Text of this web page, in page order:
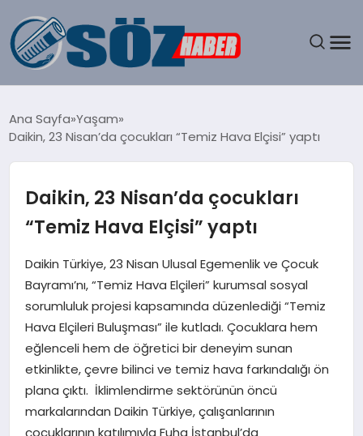
SPOR
MAGAZIN
EKONOMI
DÜNYA
TEKNOLOJI
Ana Sayfa Yaşam
Daikin, 23 Nisan’da çocukları “Temiz Hava Elçisi” yaptı
Daikin, 23 Nisan’da çocukları
“Temiz Hava Elçisi” yaptı
Daikin Türkiye, 23 Nisan Ulusal Egemenlik ve Çocuk
Bayramı’nı, “Temiz Hava Elçileri” kurumsal sosyal
sorumluluk projesi kapsamında düzenlediği “Temiz
Hava Elçileri Buluşması” ile kutladı. Çocuklara hem
eğlenceli hem de öğretici bir deneyim sunan
etkinlikte, çevre bilinci ve temiz hava farkındalığı ön
plana çıktı. İklimlendirme sektörünün öncü
markalarından Daikin Türkiye, çalışanlarının
çocuklarının katılımıyla Fuha İstanbul’da